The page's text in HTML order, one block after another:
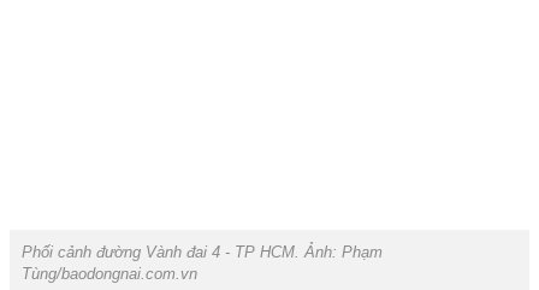
Phối cảnh đường Vành đai 4 - TP HCM. Ảnh: Phạm
Tùng/baodongnai.com.vn